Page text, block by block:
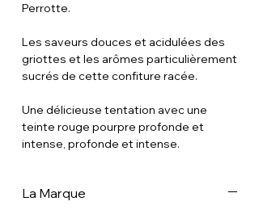
Perrotte.
Les saveurs douces et acidulées des
griottes et les arômes particulièrement
sucrés de cette confiture racée.
Une délicieuse tentation avec une
teinte rouge pourpre profonde et
intense, profonde et intense.
La Marque